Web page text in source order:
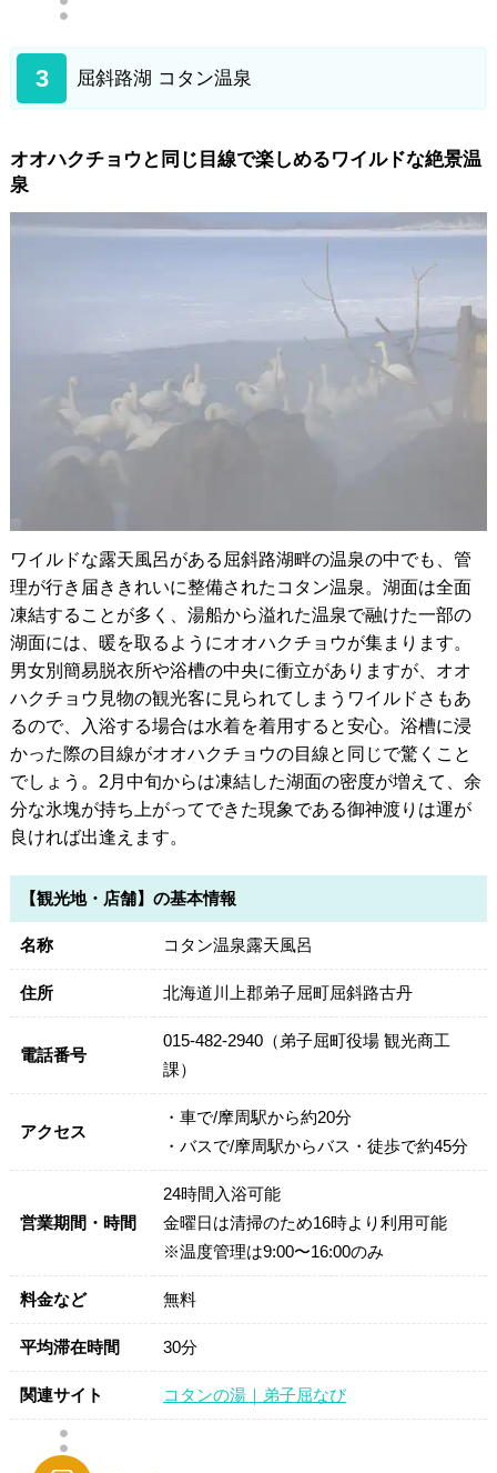
3 屈斜路湖 コタン温泉
オオハクチョウと同じ目線で楽しめるワイルドな絶景温
泉
ワイルドな露天風呂がある屈斜路湖畔の温泉の中でも、管
理が行き届ききれいに整備されたコタン温泉。湖面は全面
凍結することが多く、湯船から溢れた温泉で融けた一部の
湖面には、暖を取るようにオオハクチョウが集まります。
男女別簡易脱衣所や浴槽の中央に衝立がありますが、オオ
ハクチョウ見物の観光客に見られてしまうワイルドさもあ
るので、入浴する場合は水着を着用すると安心。浴槽に浸
かった際の目線がオオハクチョウの目線と同じで驚くこと
でしょう。2月中旬からは凍結した湖面の密度が増えて、余
分な氷塊が持ち上がってできた現象である御神渡りは運が
良ければ出逢えます。
【観光地・店舗】の基本情報
名称 コタン温泉露天風呂
住所 北海道川上郡弟子屈町屈斜路古丹
電話番号
015-482-2940（弟子屈町役場 観光商工
課）
アクセス
・車で/摩周駅から約20分
・バスで/摩周駅からバス・徒歩で約45分
営業期間・時間
24時間入浴可能
金曜日は清掃のため16時より利用可能
※温度管理は9:00〜16:00のみ
料金など 無料
平均滞在時間 30分
関連サイト コタンの湯｜弟子屈なび